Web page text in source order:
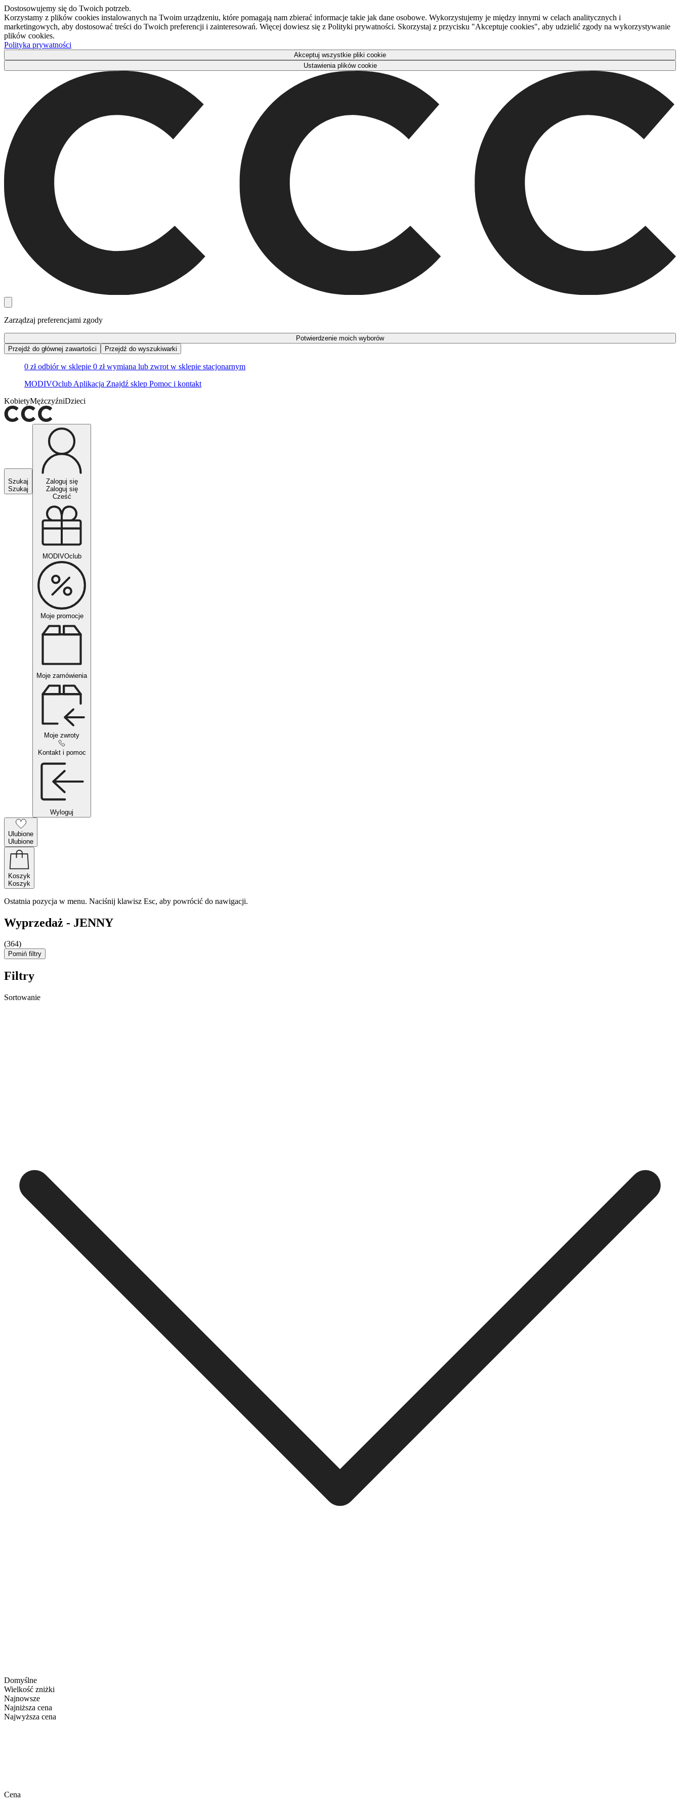
Dostosowujemy się do Twoich potrzeb.
Korzystamy z plików cookies instalowanych na Twoim urządzeniu, które pomagają nam zbierać informacje takie jak dane osobowe. Wykorzystujemy je między innymi w celach analitycznych i
marketingowych, aby dostosować treści do Twoich preferencji i zainteresowań. Więcej dowiesz się z Polityki prywatności. Skorzystaj z przycisku "Akceptuje cookies", aby udzielić zgody na wykorzystywanie
plików cookies.
Polityka prywatności
Akceptuj wszystkie pliki cookie
Ustawienia plików cookie
Zarządzaj preferencjami zgody
Potwierdzenie moich wyborów
Przejdź do głównej zawartości
Przejdź do wyszukiwarki
0 zł odbiór w sklepie 0 zł wymiana lub zwrot w sklepie stacjonarnym
MODIVOclub Aplikacja Znajdź sklep Pomoc i kontakt
KobietyMężczyźniDzieci
Szukaj
Szukaj
Zaloguj się
Zaloguj się
Cześć
MODIVOclub
Moje promocje
Moje zamówienia
Moje zwroty
Kontakt i pomoc
Wyloguj
Ulubione
Ulubione
Koszyk
Koszyk
Ostatnia pozycja w menu. Naciśnij klawisz Esc, aby powrócić do nawigacji.
Wyprzedaż - JENNY
(364)
Pomiń filtry
Filtry
Sortowanie
Domyślne
Wielkość zniżki
Najnowsze
Najniższa cena
Najwyższa cena
Cena